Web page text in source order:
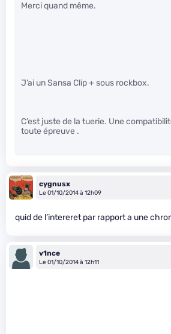
Merci quand même.
J’ai un Sansa Clip + sous rockbox.
C’est juste de la tuerie. Une
toute épreuve .
cygnusx
Le 01/10/2014 à 12h09
quid de l’intereret par rapport a une
v1nce
Le 01/10/2014 à 12h11